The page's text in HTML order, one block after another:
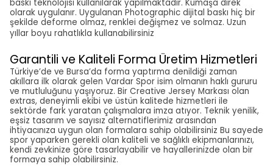
baskı teknolojisi kullanılarak yapılmaktadır. Kumaşa direk
olarak uygulanır. Uygulanan Photographic dijital baskı hiç bir
şekilde deforme olmaz, renklei değişmez ve solmaz. Uzun
yıllar boyu rahatlıkla kullanabilirsiniz
Garantili ve Kaliteli Forma Üretim Hizmetleri
Türkiye’de ve Bursa’da forma yaptırma denildiği zaman
akıllara ilk olarak gelen Vardar Spor isim olmanın haklı gururu
ve mutluluğunu yaşıyoruz. Bir Creative Jersey Markası olan
extras, deneyimli ekibi ve üstün kalitede hizmetleri ile
sektörde fark yaratan çalışmalara imza atıyor. Teknik yenilik,
eşsiz tasarım ve sayısız alternatiflerimiz arasından
ihtiyacınıza uygun olan formalara sahip olabilirsiniz Bu sayede
spor yaparken gerekli olan kaliteli ve sağlıklı ekipmanlarınızı,
kendi zevkinize göre tasarlayabilir ve hayallerinizde olan bir
formaya sahip olabilirsiniz.